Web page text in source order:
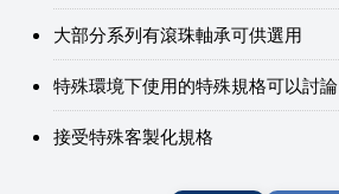
大部分系列有滾珠軸承可供選用
特殊環境下使用的特殊規格可以討論
接受特殊客製化規格